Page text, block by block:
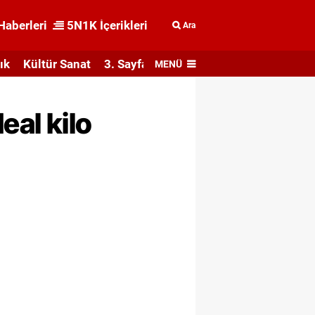
5N1K İçerikleri Ara
Kültür Sanat 3. Sayfa MENÜ
kilo